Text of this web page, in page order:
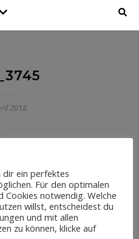
2018
dir ein perfektes
Für den optimalen
notwendig. Welche
willst, entscheidest du
und mit allen
zu können, klicke auf